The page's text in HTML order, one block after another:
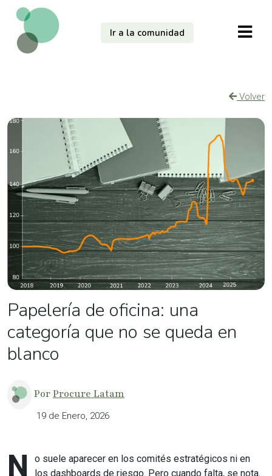
Ir a la comunidad
Volver
Papelería de oficina: una
categoría que no se queda en
blanco
PorProcure Latam
19 de Enero, 2026
N
o suele aparecer en los comités estratégicos ni en
los dashboards de riesgo. Pero cuando falta, se nota.